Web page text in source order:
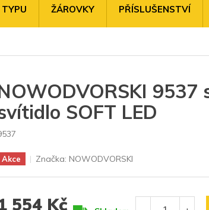
TYPU ŽÁROVKY PŘÍSLUŠENSTVÍ
554 Kč
9537
SOFT LED
Akce Značka: NOWODVORSKI